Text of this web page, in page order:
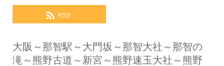
RSS
大阪～那智駅～大門坂～那智大社～那智の
滝～熊野古道～新宮～熊野速玉大社～熊野